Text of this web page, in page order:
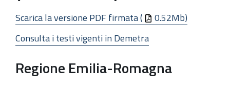
Scarica la versione PDF firmata (
0.52Mb)
Consulta i testi vigenti in Demetra
Regione Emilia-Romagna